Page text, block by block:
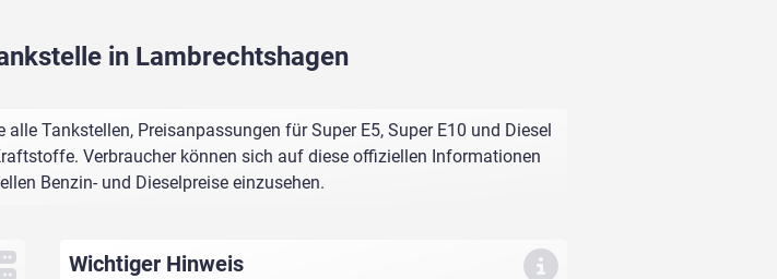
in Lambrechtshagen
Tankstellen, Preisanpassungen für Super E5, Super E10 und Diesel
Verbraucher können sich auf diese offiziellen Informationen
Benzin- und Dieselpreise einzusehen.
Wichtiger Hinweis